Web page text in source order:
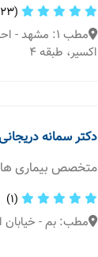
(123)
اکسیر، طبقه 4
دکتر سمانه
متخصص بیماری
(1)
مطب: بم - خیابان